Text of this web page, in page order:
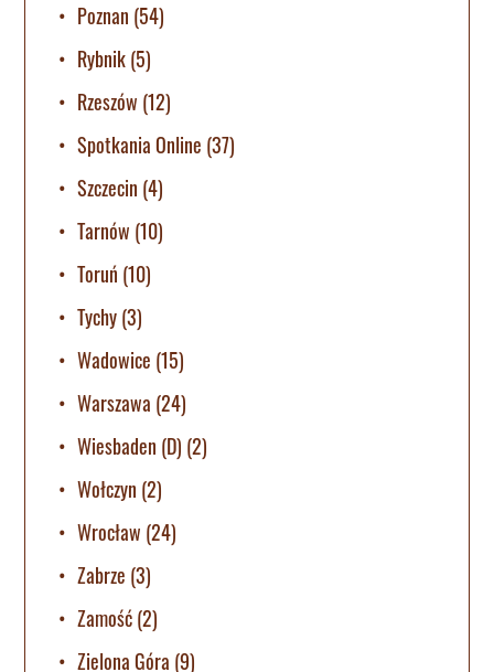
Poznan (54)
Rybnik(5)
Rzeszów (12)
Spotkania Online (37)
Szczecin (4)
Tarnów (10)
Toruń (10)
Tychy(3)
Wadowice (15)
Warszawa (24)
Wiesbaden (D) (2)
Wołczyn (2)
Wrocław (24)
Zabrze (3)
Zamość(2)
Zielona Góra (9)